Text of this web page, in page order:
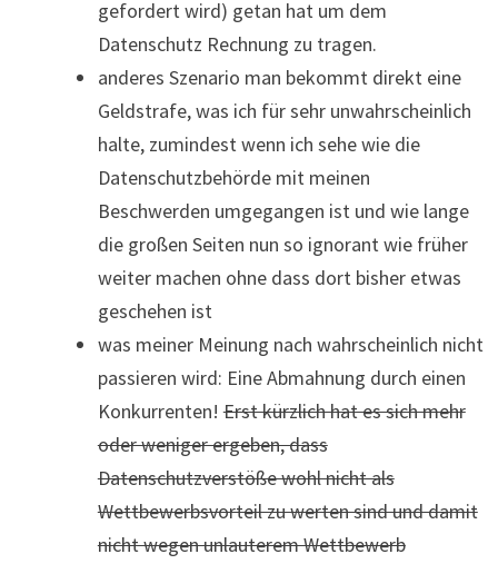
gefordert wird) getan hat um dem
Datenschutz Rechnung zu tragen.
anderes Szenario man bekommt direkt eine
Geldstrafe, was ich für sehr unwahrscheinlich
halte, zumindest wenn ich sehe wie die
Datenschutzbehörde mit meinen
Beschwerden umgegangen ist und wie lange
die großen Seiten nun so ignorant wie früher
weiter machen ohne dass dort bisher etwas
geschehen ist
was meiner Meinung nach wahrscheinlich nicht
passieren wird: Eine Abmahnung durch einen
Konkurrenten!Erst kürzlich hat es sich mehr
oder weniger ergeben, dass
Datenschutzverstöße wohl nicht als
Wettbewerbsvorteil zu werten sind und damit
nicht wegen unlauterem Wettbewerb